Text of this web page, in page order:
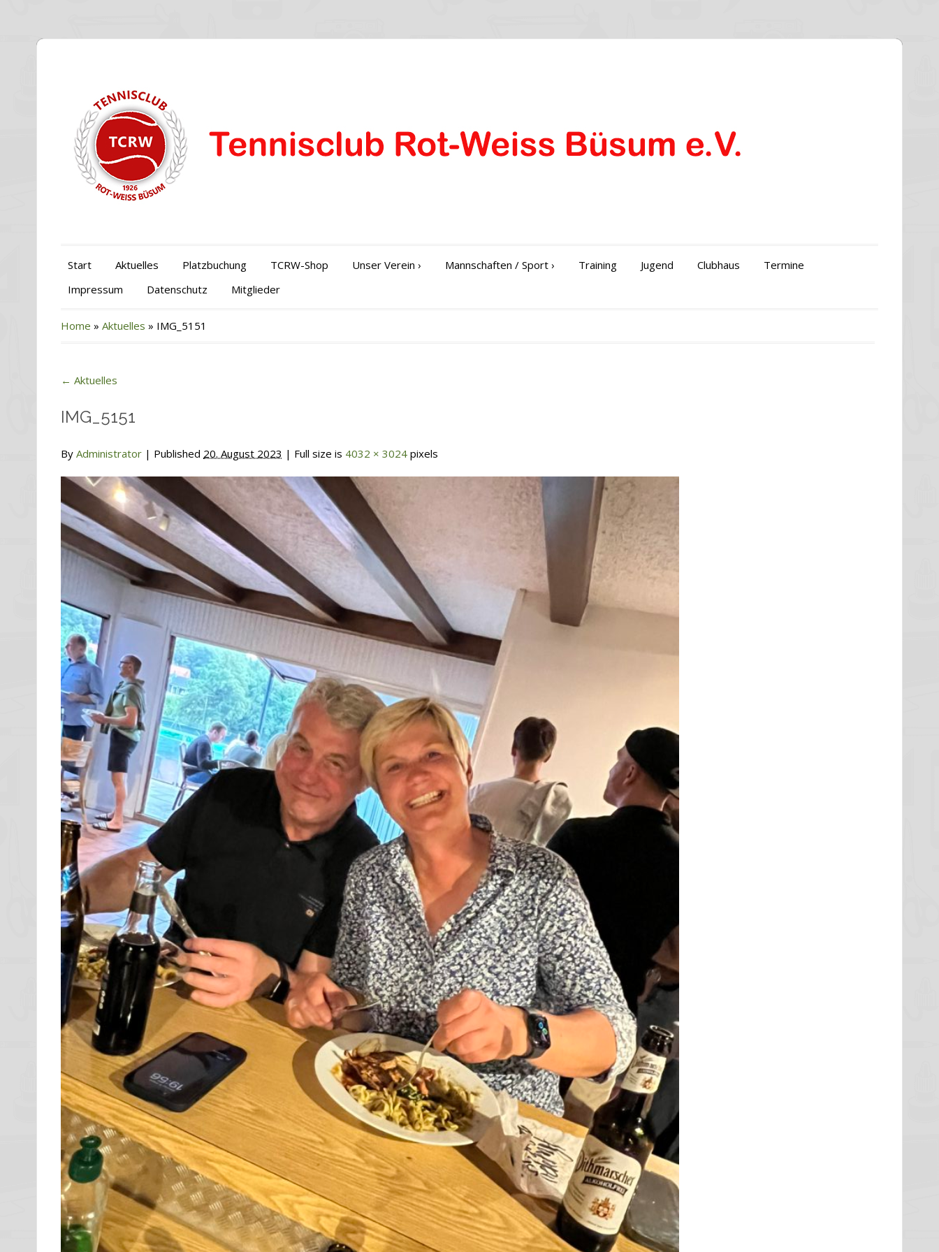
Start Aktuelles Platzbuchung TCRW-Shop Unser Verein › Mannschaften / Sport › Training Jugend Clubhaus
Termine
Impressum
Datenschutz Mitglieder
Home » Aktuelles » IMG_5151
← Aktuelles
IMG_5151
By Administrator | Published 20. August 2023 | Full size is 4032 × 3024 pixels